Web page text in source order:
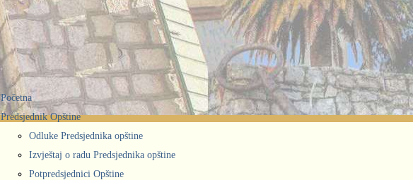
Početna
Predsjednik Opštine
Odluke Predsjednika opštine
Izvještaj o radu Predsjednika opštine
Potpredsjednici Opštine